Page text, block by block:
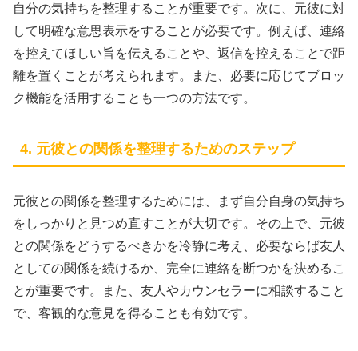
自分の気持ちを整理することが重要です。次に、元彼に対
して明確な意思表示をすることが必要です。例えば、連絡
を控えてほしい旨を伝えることや、返信を控えることで距
離を置くことが考えられます。また、必要に応じてブロッ
ク機能を活用することも一つの方法です。
4. 元彼との関係を整理するためのステップ
元彼との関係を整理するためには、まず自分自身の気持ち
をしっかりと見つめ直すことが大切です。その上で、元彼
との関係をどうするべきかを冷静に考え、必要ならば友人
としての関係を続けるか、完全に連絡を断つかを決めるこ
とが重要です。また、友人やカウンセラーに相談すること
で、客観的な意見を得ることも有効です。